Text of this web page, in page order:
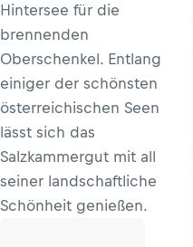
Hintersee für die
brennenden
Oberschenkel. Entlang
einiger der schönsten
österreichischen Seen
lässt sich das
Salzkammergut mit all
seiner landschaftliche
Schönheit genießen.